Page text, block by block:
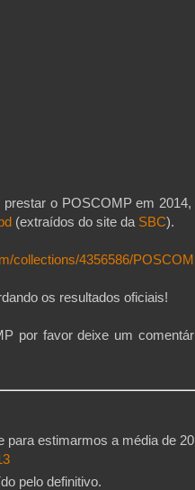
o POSCOMP em
(extraídos do site da SBC).
collections/4356586/
os resultados oficiais!
por favor deixe um
para estimarmos a média de
pelo definitivo.